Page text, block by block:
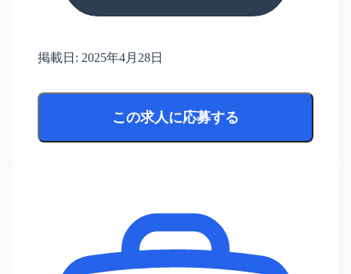
掲載日: 2025年4月28日
この求人に応募する